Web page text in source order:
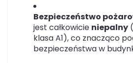
Bezpieczeństwo
jest całkowicie niepalny
klasa A1), co znacząco
bezpieczeństwa w